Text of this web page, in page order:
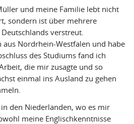
und meine Familie lebt nicht
sondern ist über mehrere
verstreut.
Nordrhein-Westfalen und habe
des Studiums fand ich
die mir zusagte und so
einmal ins Ausland zu gehen
den Niederlanden, wo es mir
meine Englischkenntnisse